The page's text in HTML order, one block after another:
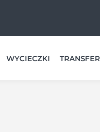
WYCIECZKI TRANSFER